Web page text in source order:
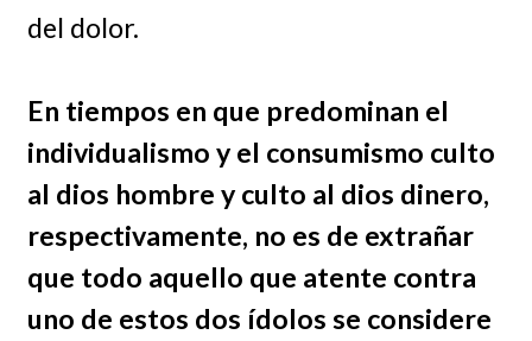
del dolor.
En tiempos en que predominan el
individualismo y el consumismo culto
al dios hombre y culto al dios dinero,
respectivamente, no es de extrañar
que todo aquello que atente contra
uno de estos dos ídolos se considere